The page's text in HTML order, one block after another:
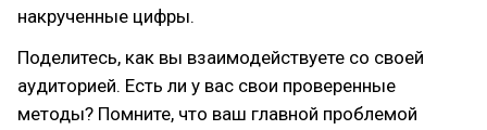
накрученные цифры.
Поделитесь, как вы взаимодействуете со своей
аудиторией. Есть ли у вас свои проверенные
методы? Помните, что ваш главной проблемой